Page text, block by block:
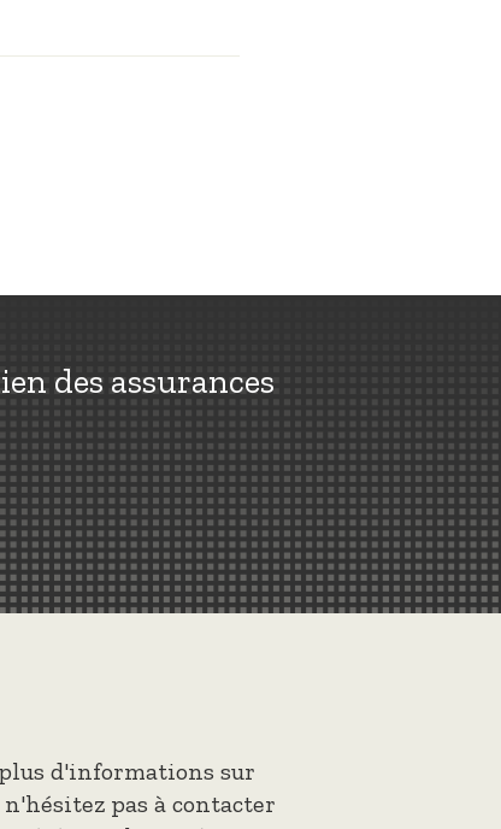
des assurances
d'informations sur
n'hésitez pas à contacter